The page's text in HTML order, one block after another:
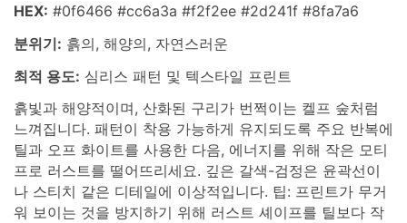
HEX: #0f6466 #cc6a3a #f2f2ee #2d241f #8fa7a6
분위기: 흙의, 해양의, 자연스러운
최적 용도: 심리스 패턴 및 텍스타일 프린트
흙빛과 해양적이며, 산화된 구리가 번쩍이는 켈프 숲처럼
느껴집니다. 패턴이 착용 가능하게 유지되도록 주요 반복에
틸과 오프 화이트를 사용한 다음, 에너지를 위해 작은 모티
프로 러스트를 떨어뜨리세요. 깊은 갈색-검정은 윤곽선이
나 스티치 같은 디테일에 이상적입니다. 팁: 프린트가 무거
워 보이는 것을 방지하기 위해 러스트 셰이프를 틸보다 작